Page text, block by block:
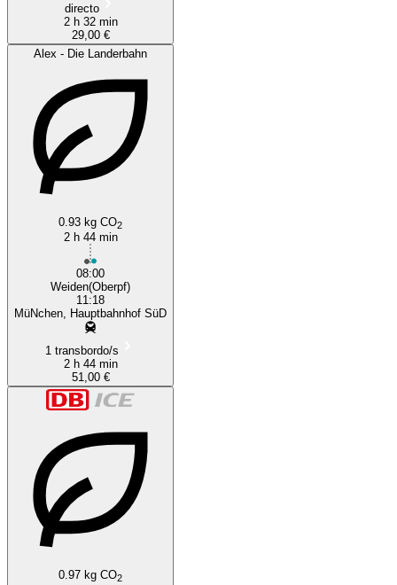
directo
2 h 32 min
29,00 €
Alex - Die Landerbahn
0.93 kg CO2
2 h 44 min
08:00
Weiden(Oberpf)
11:18
MüNchen, Hauptbahnhof SüD
1 transbordo/s
2 h 44 min
51,00 €
0.97 kg CO2